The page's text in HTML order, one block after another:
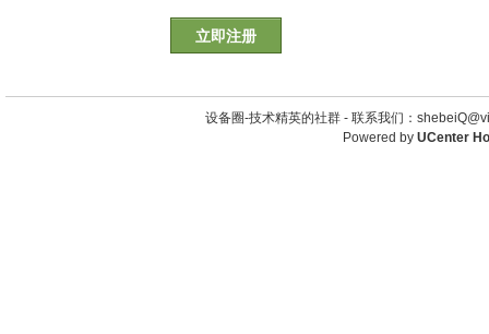
立即注册
设备圈-技术精英的社群 - 联系我们：
Powered by UCenter